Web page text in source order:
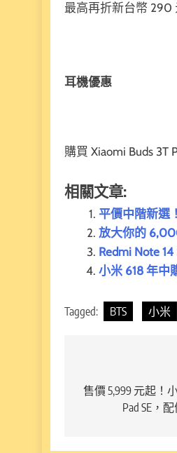
最高再折新台幣 290
耳機優惠
購買 Xiaomi Buds 3T
相關文章:
平價中階新選
放大你的
Redmi Note
小米 618 年中
Tagged: BTS 小米
章
售價 5,999 元起！
Pad SE，